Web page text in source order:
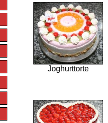
Joghurttorte